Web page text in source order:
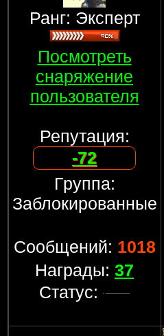
Ранг: Эксперт
Посмотреть
снаряжение
пользователя
Репутация:
-72
Группа:
Заблокированные
Сообщений: 1018
Награды: 37
Статус: